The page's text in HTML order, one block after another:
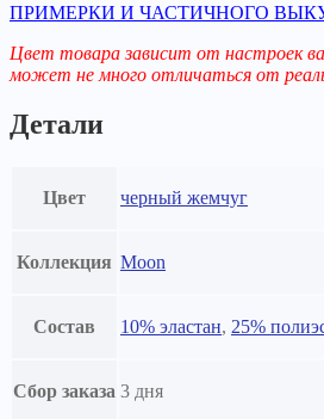
ПРИМЕРКИ И ЧАСТИЧНОГО
Цвет товара зависит от настроек
может не много отличаться от
Детали
Цвет черный жемчуг
Коллекция Moon
Состав 10% эластан, 25%
Сбор заказа 3 дня